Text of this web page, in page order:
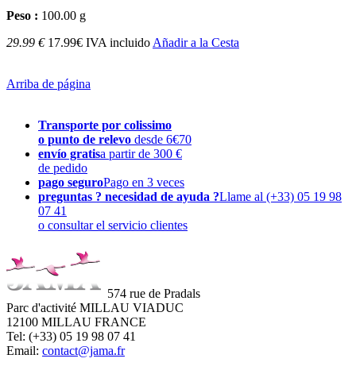
Peso : 100.00 g
29.99 € 17.99€ IVA incluido Añadir a la Cesta
Arriba de página
Transporte por colissimo
o punto de relevo desde 6€70
envío gratisa partir de 300 €
de pedido
pago seguroPago en 3 veces
preguntas ? necesidad de ayuda ?Llame al (+33) 05 19 98
07 41
o consultar el servicio clientes
574 rue de Pradals
Parc d'activité MILLAU VIADUC
12100 MILLAU FRANCE
Tel: (+33) 05 19 98 07 41
Email: contact@jama.fr